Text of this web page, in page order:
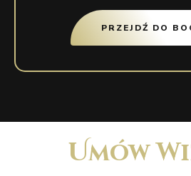
PRZEJDŹ DO
Umów